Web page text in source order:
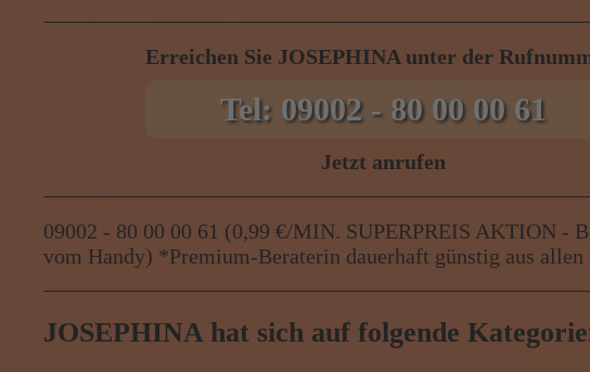
Erreichen Sie JOSEPHINA unter der
Tel: 09002 - 80 00 00 61
Jetzt anrufen
09002 - 80 00 00 61 (0,99 €/MIN. SUPERPREIS AKTION -
vom Handy) *Premium-Beraterin dauerhaft günstig aus allen
JOSEPHINA hat sich auf folgende